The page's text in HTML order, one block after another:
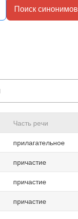
Поиск синонимов
Часть речи
прилагательное
причастие
причастие
причастие